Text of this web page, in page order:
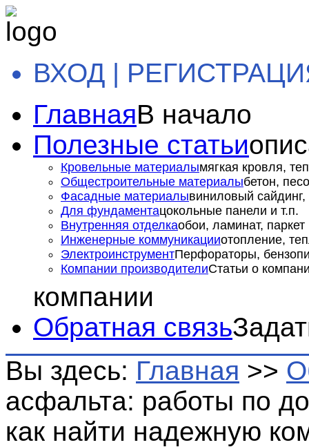
ВХОД |
ГлавнаяВ начало
Полезные статьи
Кровельные материалымягкая кровля,
Общестроительные материалыбетон,
Фасадные материалывиниловый сайдинг,
Для фундаментацокольные панели и т.п.
Внутренняя отделкаобои, ламинат, паркет
Инженерные коммуникацииотопление,
ЭлектроинструментПерфораторы,
Компании производителиСтатьи о
компании
Обратная связь
Вы здесь: Главная >>
асфальта: работы по
как найти надежную